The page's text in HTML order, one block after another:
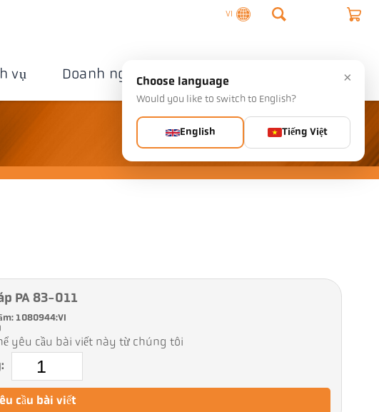
VI
vụ Doanh nghiệp
PA 83-011
1080944:VI
yêu cầu bài viết này từ chúng tôi
cầu bài viết
×
Choose language
Would you like to switch to English?
English Tiếng Việt